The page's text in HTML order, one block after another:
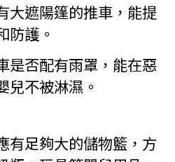
大遮陽篷的推車，能提
防護。
是否配有雨罩，能在惡
兒不被淋濕。
有足夠大的儲物籃，方